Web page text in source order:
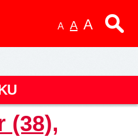
A A A
(38),